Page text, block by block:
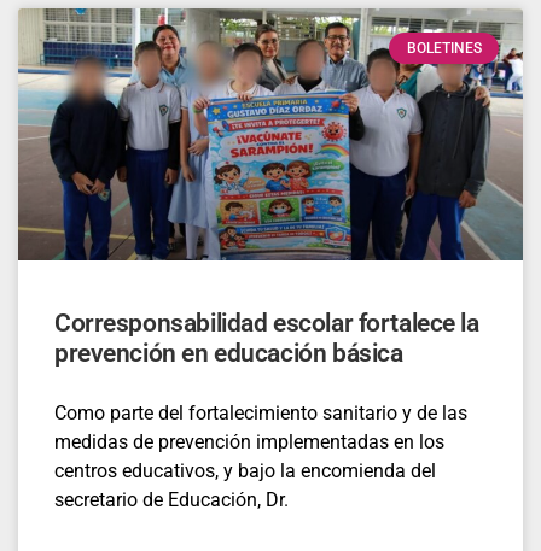
BOLETINES
Corresponsabilidad escolar fortalece la
prevención en educación básica
Como parte del fortalecimiento sanitario y de las
medidas de prevención implementadas en los
centros educativos, y bajo la encomienda del
secretario de Educación, Dr.